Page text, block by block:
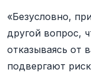
«Безусловно,
другой вопрос,
отказываясь от
подвергают